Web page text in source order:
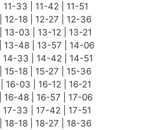
11-33 | 11-42 | 11-51
12-18 | 12-27 | 12-36
13-03 | 13-12 | 13-21
13-48 | 13-57 | 14-06
14-33 | 14-42 | 14-51
15-18 | 15-27 | 15-36
16-03 | 16-12 | 16-21
16-48 | 16-57 | 17-06
17-33 | 17-42 | 17-51
18-18 | 18-27 | 18-36